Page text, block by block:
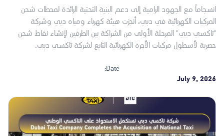
انسجاماً مع الجهود الرامية إلى دعم البنية التحتية الرائدة لمحطات شحن
المركبات الكهربائية في دبي، أنجزت هيئة كهرباء ومياه دبي وشركة
"تاكسي دبي" المرحلة الأولى من الشراكة بين الطرفين لإنشاء نقاط شحن
حصرية لأسطول مركبات الأجرة الكهربائية التابع لشركة تاكسي دبي.
Date:
July 9, 2026